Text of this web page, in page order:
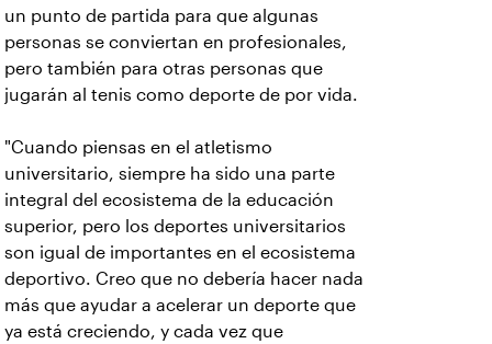
un punto de partida para que algunas
personas se conviertan en profesionales,
pero también para otras personas que
jugarán al tenis como deporte de por vida.
"Cuando piensas en el atletismo
universitario, siempre ha sido una parte
integral del ecosistema de la educación
superior, pero los deportes universitarios
son igual de importantes en el ecosistema
deportivo. Creo que no debería hacer nada
más que ayudar a acelerar un deporte que
ya está creciendo, y cada vez que